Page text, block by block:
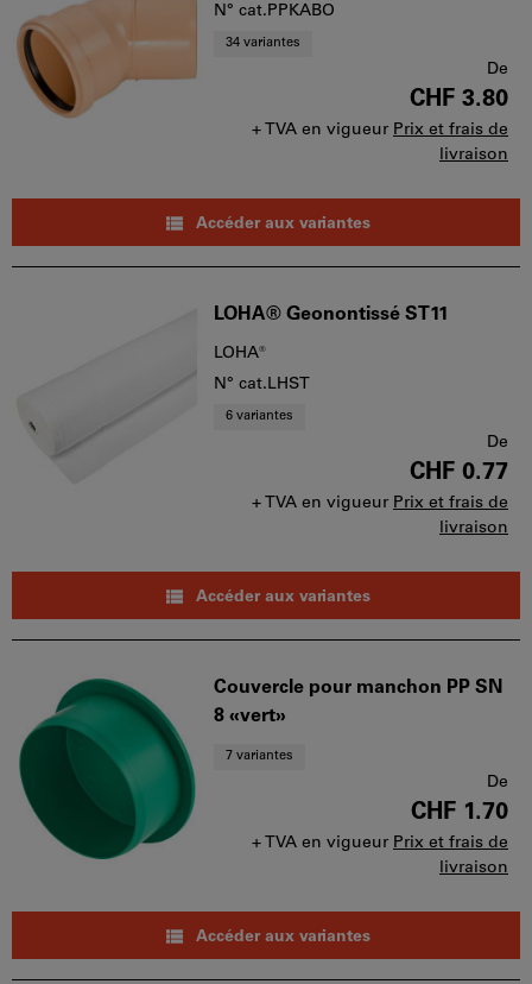
N° cat.PPKABO
34 variantes
De
CHF 3.80
+ TVA en vigueur Prix et frais de
livraison
Accéder aux variantes
LOHA® Geonontissé ST11
LOHA®
N° cat.LHST
6 variantes
De
CHF 0.77
+ TVA en vigueur Prix et frais de
livraison
Accéder aux variantes
Couvercle pour manchon PP SN
8 «vert»
7 variantes
De
CHF 1.70
+ TVA en vigueur Prix et frais de
livraison
Accéder aux variantes